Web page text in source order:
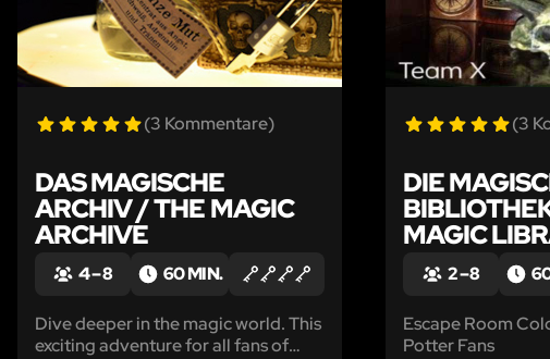
(3 Kommentare)
DAS MAGISCHE
ARCHIV / THE MAGIC
ARCHIVE
4 – 8 60 MIN.
Dive deeper in the magic world. This
exciting adventure for all fans of
(3
DIE
MAGIC
2 – 8
Escape Room
Potter Fans